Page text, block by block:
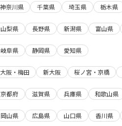
神奈川県 千葉県 埼玉県 栃木県
山梨県 長野県 新潟県 富山県
岐阜県 静岡県 愛知県
大阪・梅田 新大阪 桜ノ宮・京橋
京都府 滋賀県 兵庫県 和歌山県
岡山県 広島県 山口県 香川県